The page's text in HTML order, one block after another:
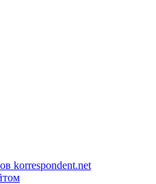
korrespondent.net